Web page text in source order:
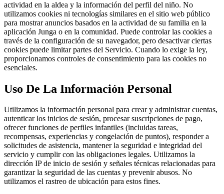
actividad en la aldea y la información del perfil del niño. No
utilizamos cookies ni tecnologías similares en el sitio web público
para mostrar anuncios basados en la actividad de su familia en la
aplicación Junga o en la comunidad. Puede controlar las cookies a
través de la configuración de su navegador, pero desactivar ciertas
cookies puede limitar partes del Servicio. Cuando lo exige la ley,
proporcionamos controles de consentimiento para las cookies no
esenciales.
Uso De La Información Personal
Utilizamos la información personal para crear y administrar cuentas,
autenticar los inicios de sesión, procesar suscripciones de pago,
ofrecer funciones de perfiles infantiles (incluidas tareas,
recompensas, experiencias y congelación de puntos), responder a
solicitudes de asistencia, mantener la seguridad e integridad del
servicio y cumplir con las obligaciones legales. Utilizamos la
dirección IP de inicio de sesión y señales técnicas relacionadas para
garantizar la seguridad de las cuentas y prevenir abusos. No
utilizamos el rastreo de ubicación para estos fines.